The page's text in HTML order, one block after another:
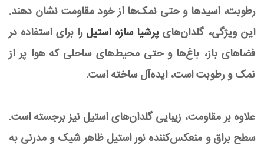
رطوبت، اسیدها و حتی نمک‌ها از خود مقاومت نشان دهند.
این ویژگی، گلدان‌های پرشیا سازه استیل را برای استفاده در
فضاهای باز، باغ‌ها و حتی محیط‌های ساحلی که هوا پر از
نمک و رطوبت است، ایده‌آل ساخته است.
علاوه بر مقاومت، زیبایی گلدان‌های استیل نیز برجسته است.
سطح براق و منعکس‌کننده نور استیل ظاهر شیک و مدرنی به